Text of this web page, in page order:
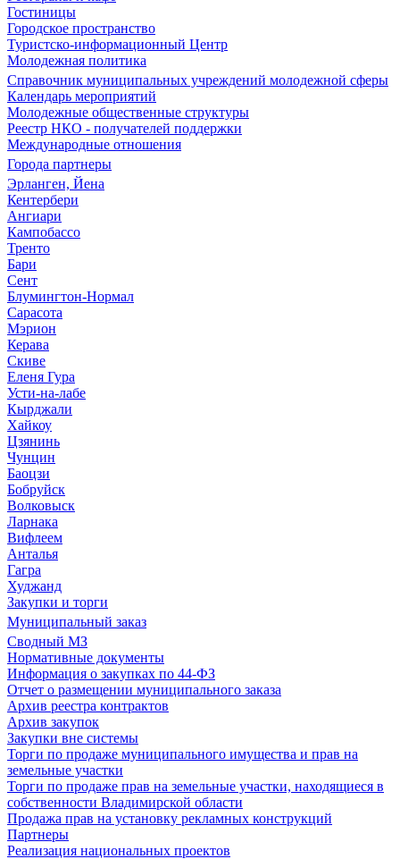
Гостиницы
Городское пространство
Туристско-информационный Центр
Молодежная политика
Справочник муниципальных учреждений молодежной сферы
Календарь мероприятий
Молодежные общественные структуры
Реестр НКО - получателей поддержки
Международные отношения
Города партнеры
Эрланген, Йена
Кентербери
Ангиари
Кампобассо
Тренто
Бари
Сент
Блумингтон-Нормал
Сарасота
Мэрион
Керава
Скиве
Еленя Гура
Усти-на-лабе
Кырджали
Хайкоу
Цзянинь
Чунцин
Баоцзи
Бобруйск
Волковыск
Ларнака
Вифлеем
Анталья
Гагра
Худжанд
Закупки и торги
Муниципальный заказ
Сводный МЗ
Нормативные документы
Информация о закупках по 44-ФЗ
Отчет о размещении муниципального заказа
Архив реестра контрактов
Архив закупок
Закупки вне системы
Торги по продаже муниципального имущества и прав на
земельные участки
Торги по продаже прав на земельные участки, находящиеся в
собственности Владимирской области
Продажа прав на установку рекламных конструкций
Партнеры
Реализация национальных проектов